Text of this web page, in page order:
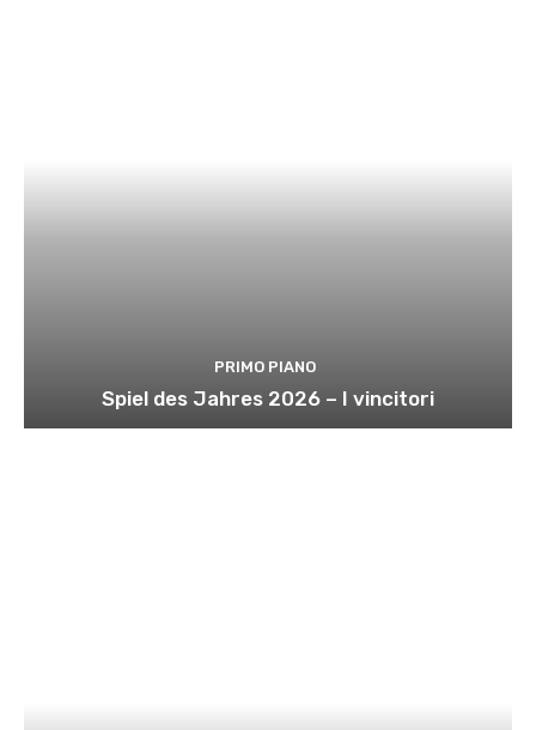
PRIMO PIANO
Spiel des Jahres 2026 – I vincitori